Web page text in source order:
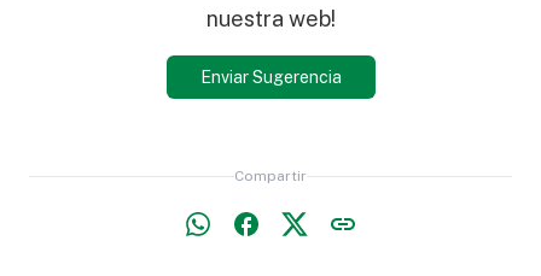
nuestra web!
Enviar Sugerencia
Compartir